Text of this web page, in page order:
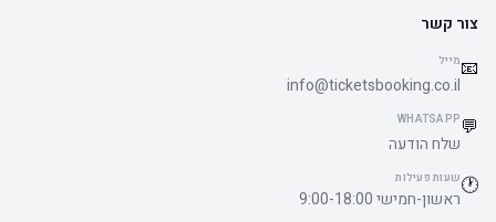
צור קשר
📧מייל
info@ticketsbooking.co.il
💬
WHATSAPP
שלח הודעה
🕐שעות פעילות
ראשון-חמישי 9:00-18:00